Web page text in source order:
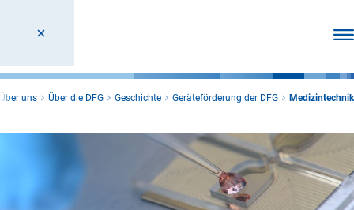
Über uns Über die DFG Geschichte Geräteförderung der DFG Medizintechnik